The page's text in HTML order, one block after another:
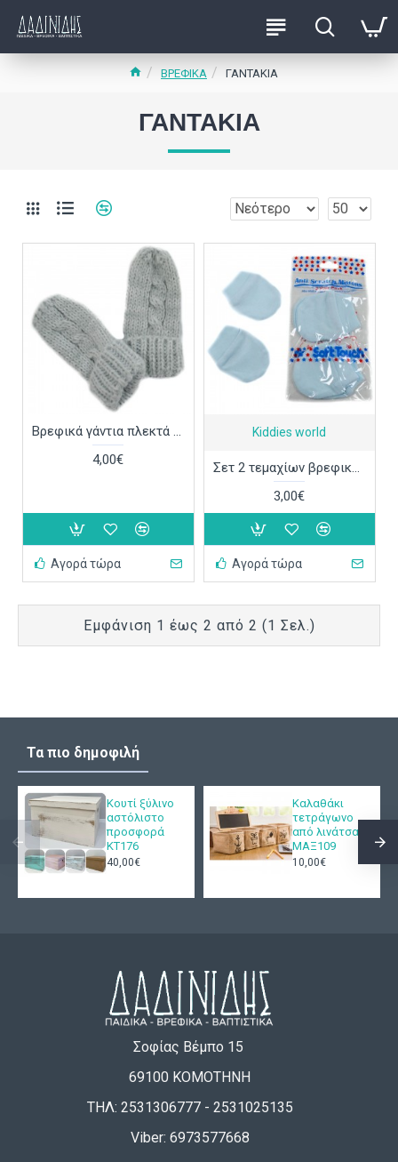
ΒΡΕΦΙΚΑ ΓΑΝΤΑΚΙΑ
ΓΑΝΤΑΚΙΑ
Βρεφικά γάντια πλεκτά νεογέννητου ΣΚ274
4,00€
Αγορά τώρα
Kiddies world
Σετ 2 τεμαχίων βρεφικά γαντάκια μονόχρωμα ΣΑΛ206
3,00€
Αγορά τώρα
Εμφάνιση 1 έως 2 από 2 (1 Σελ.)
Τα πιο δημοφιλή
Κουτί ξύλινο
αστόλιστο
προσφορά
ΚΤ176
40,00€
Καλαθάκι
τετράγωνο
από λινάτσα
ΜΑΞ109
10,00€
Σοφίας Βέμπο 15
69100 ΚΟΜΟΤΗΝΗ
ΤΗΛ: 2531306777 - 2531025135
Viber: 6973577668